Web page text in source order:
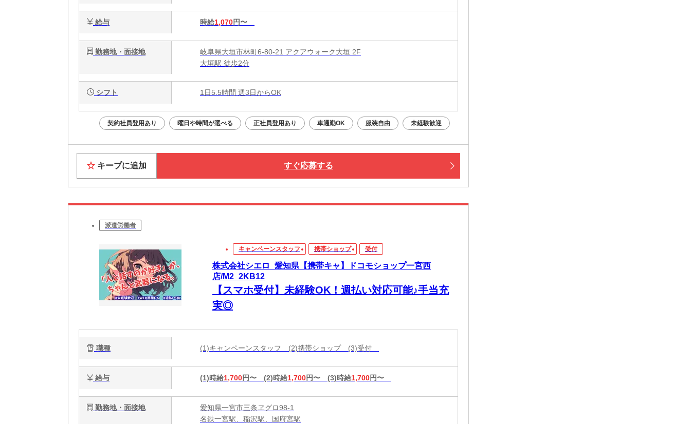
給与 時給1,070円〜
勤務地・面接地
岐阜県大垣市林町6-80-21 アクアウォーク大垣 2F
大垣駅 徒歩2分
シフト 1日5.5時間 週3日からOK
契約社員登用あり 曜日や時間が選べる 正社員登用あり 車通勤OK 服装自由 未経験歓迎
キープに追加 すぐ応募する
派遣労働者
キャンペーンスタッフ 携帯ショップ 受付
株式会社シエロ_愛知県【携帯キャ】ドコモショップ一宮西
店/M2_2KB12
【スマホ受付】未経験OK！週払い対応可能♪手当充
実◎
職種 (1)キャンペーンスタッフ (2)携帯ショップ (3)受付
給与 (1)時給1,700円〜 (2)時給1,700円〜 (3)時給1,700円〜
勤務地・面接地
愛知県一宮市三条ヱグロ98-1
名鉄一宮駅、稲沢駅、国府宮駅